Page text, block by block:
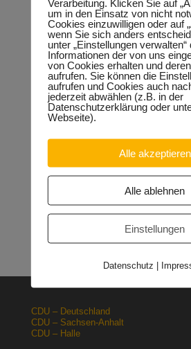
im Einklang mit der Natur auch in
Jahren hier leben wollen. Diese
Chance verdient“, so Keindorf
Neueste Beiträge
Sondervermögen für die
Entscheidung! 30.04.2026
Halle: Erhöhung der Gewerbesteuer
Orgacid-Altlasten: Bund und Land mit
15.02.2026
Halle: Sondervermögen Infrastruktur für
nutzen! 12.02.2026
Lehrpläne: Grundsteine für spätere
23.01.2026
CDU – Deutschland
CDU – Sachsen-Anhalt
CDU – Halle
Verarbeitung. Klicken Sie auf
um in den Einsatz von nicht
Cookies einzuwilligen oder auf
wenn Sie sich anders
unter „Einstellungen verwalten“
Informationen der von uns
von Cookies erhalten und
aufrufen. Sie können die
aufrufen und Cookies auch
jederzeit abwählen (z.B. in der
Datenschutzerklärung oder
Webseite).
Alle akzeptieren
Alle ablehnen
Einstellungen
Datenschutz |